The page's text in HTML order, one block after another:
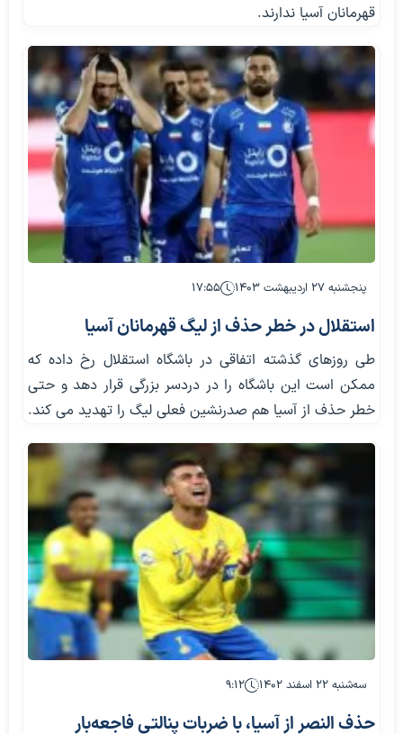
قهرمانان آسیا ندارند.
پنجشنبه ۲۷ اردیبهشت ۱۴۰۳ ۱۷:۵۵
استقلال در خطر حذف از لیگ قهرمانان آسیا
طی روزهای گذشته اتفاقی در باشگاه استقلال رخ داده که
ممکن است این باشگاه را در دردسر بزرگی قرار دهد و حتی
خطر حذف از آسیا هم صدرنشین فعلی لیگ را تهدید می کند.
سه‌شنبه ۲۲ اسفند ۱۴۰۲ ۹:۱۲
حذف النصر از آسیا، با ضربات پنالتی فاجعه‌بار